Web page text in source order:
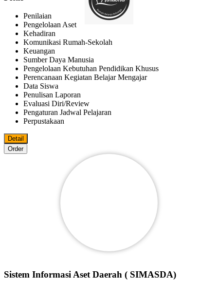
Penilaian
Pengelolaan Aset
Kehadiran
Komunikasi Rumah-Sekolah
Keuangan
Sumber Daya Manusia
Pengelolaan Kebutuhan Pendidikan Khusus
Perencanaan Kegiatan Belajar Mengajar
Data Siswa
Penulisan Laporan
Evaluasi Diri/review
Pengaturan Jadwal Pelajaran
Perpustakaan
Detail
Order
Sistem Informasi Aset Daerah ( SIMASDA)